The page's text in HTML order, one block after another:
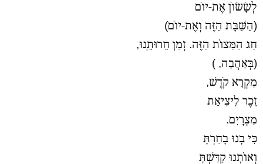
לְשָׂשׂוֹן אֶת-יוֹם
(הַשַּׁבָּת הַזֶּה וְאֶת-יוֹם)
חַג הַמַּצוֹת הַזֶּה. זְמַן חֵרוּתֵֽנוּ,
(בְּאַהֲבָה, )
מִקְרָא קֹדֶשׁ,
זֵכֶר לִיצִיאַת
מִצְרָיִם.
כִּי בָנוּ בָחַרְתָּ
וְאוֹתָנוּ קִדַּשְׁתָּ